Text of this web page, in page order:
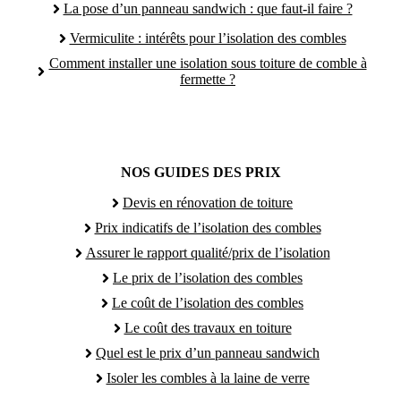
La pose d’un panneau sandwich : que faut-il faire ?
Vermiculite : intérêts pour l’isolation des combles
Comment installer une isolation sous toiture de comble à
fermette ?
NOS GUIDES DES PRIX
Devis en rénovation de toiture
Prix indicatifs de l’isolation des combles
Assurer le rapport qualité/prix de l’isolation
Le prix de l’isolation des combles
Le coût de l’isolation des combles
Le coût des travaux en toiture
Quel est le prix d’un panneau sandwich
Isoler les combles à la laine de verre